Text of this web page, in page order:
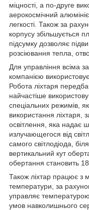
міцності, а по-друге
аерокосмічний
легкості. Також за
корпусу збільшується
підсумку дозволяє
розсіювання тепла,
Для управління всіма
компанією
Робота ліхтаря
найчастіше
спеціальних режимів,
використання ліхтаря,
освітлення, яка надає
излучающегося від
самого світлодіода,
вертикальний кут
обертання становить
Також ліхтар працює з
температури, за
управляє
умов навколишнього